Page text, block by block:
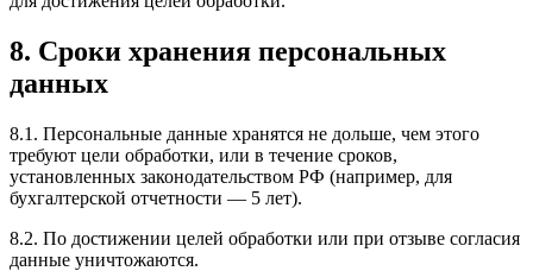
8. Сроки хранения персональных
данных
8.1. Персональные данные хранятся не дольше, чем этого
требуют цели обработки, или в течение сроков,
установленных законодательством РФ (например, для
бухгалтерской отчетности — 5 лет).
8.2. По достижении целей обработки или при отзыве согласия
данные уничтожаются.